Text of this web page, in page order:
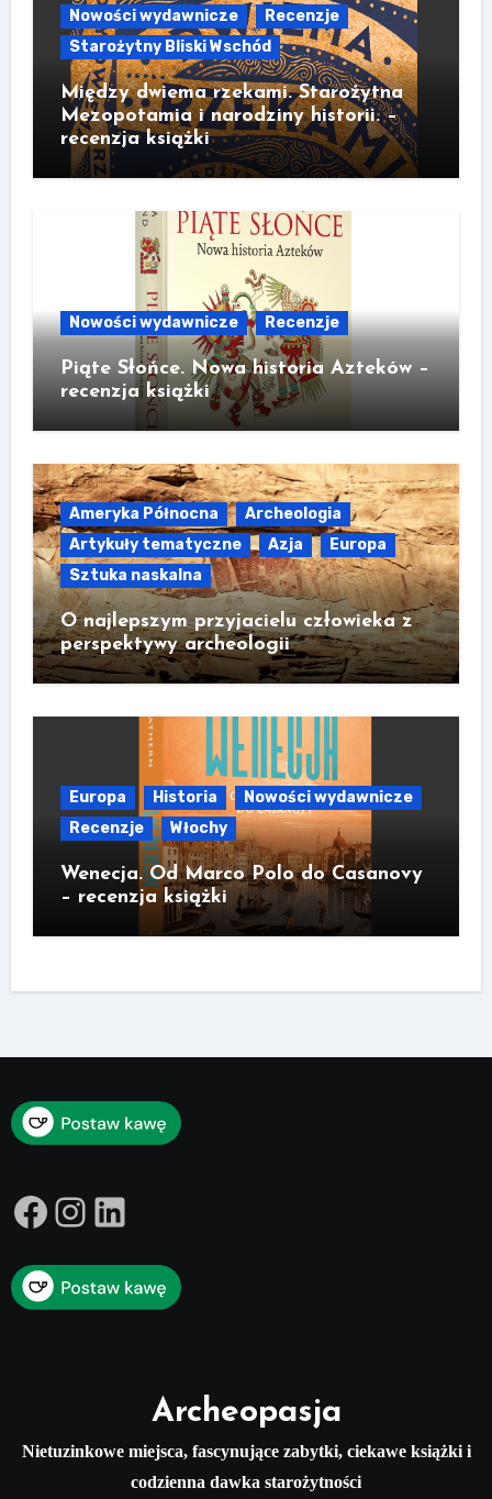
Nowości wydawnicze
Recenzje
Starożytny Bliski Wschód
Między dwiema rzekami. Starożytna
Mezopotamia i narodziny historii. –
recenzja książki
Nowości wydawnicze Recenzje
Piąte Słońce. Nowa historia Azteków –
recenzja książki
Ameryka Północna
Archeologia
Artykuły tematyczne
Azja
Europa
Sztuka naskalna
O najlepszym przyjacielu człowieka z
perspektywy archeologii
Europa Historia
Nowości wydawnicze
Recenzje
Włochy
Wenecja. Od Marco Polo do Casanovy
– recenzja książki
Facebook
Instagram
LinkedIn
Archeopasja
Nietuzinkowe miejsca, fascynujące zabytki, ciekawe książki i
codzienna dawka starożytności